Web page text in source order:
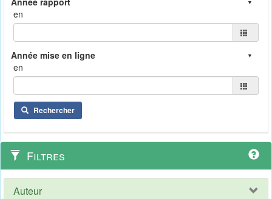
en
en
Rechercher
Filtres
Auteur